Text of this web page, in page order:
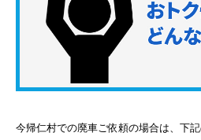
今帰仁村での廃車ご依頼の場合は、下